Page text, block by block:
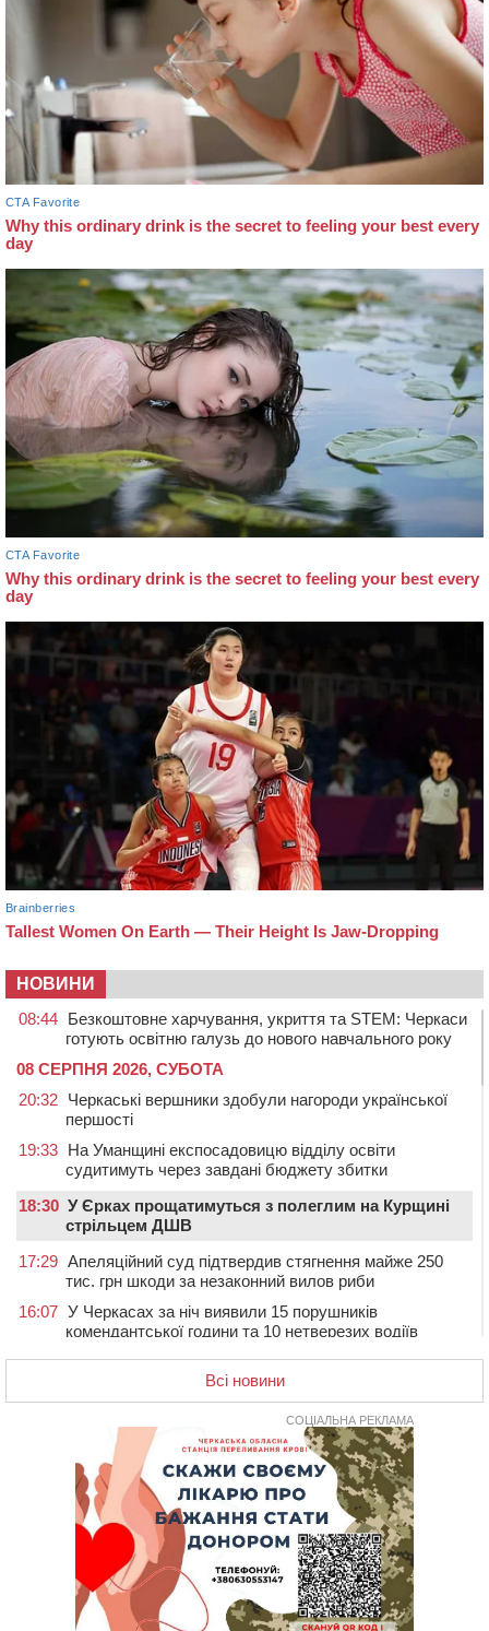
НОВИНИ
08:44 Безкоштовне харчування, укриття та STEM: Черкаси
готують освітню галузь до нового навчального року
08 СЕРПНЯ 2026, СУБОТА
20:32 Черкаські вершники здобули нагороди української
першості
19:33 На Уманщині експосадовицю відділу освіти
судитимуть через завдані бюджету збитки
18:30 У Єрках прощатимуться з полеглим на Курщині
стрільцем ДШВ
17:29 Апеляційний суд підтвердив стягнення майже 250
тис. грн шкоди за незаконний вилов риби
16:07 У Черкасах за ніч виявили 15 порушників
комендантської години та 10 нетверезих водіїв
15:12 На Золотоніщині водійка збила пішохода, який
На Черкащині прокуратура через суд вимагає взяти
під охорону 188-річну церкву
У Смілі біля магазину під колесами вантажівки
загинула жінка
У Черкасах пропонують для приватизації
п’ятиповерховий об’єкт у центрі міста
Не вистачає стажу для пенсії: як його докупити та що
потрібно знати
У Черкасах виявили низку недоліків у гуртожитку, де
Всі новини
СОЦІАЛЬНА РЕКЛАМА